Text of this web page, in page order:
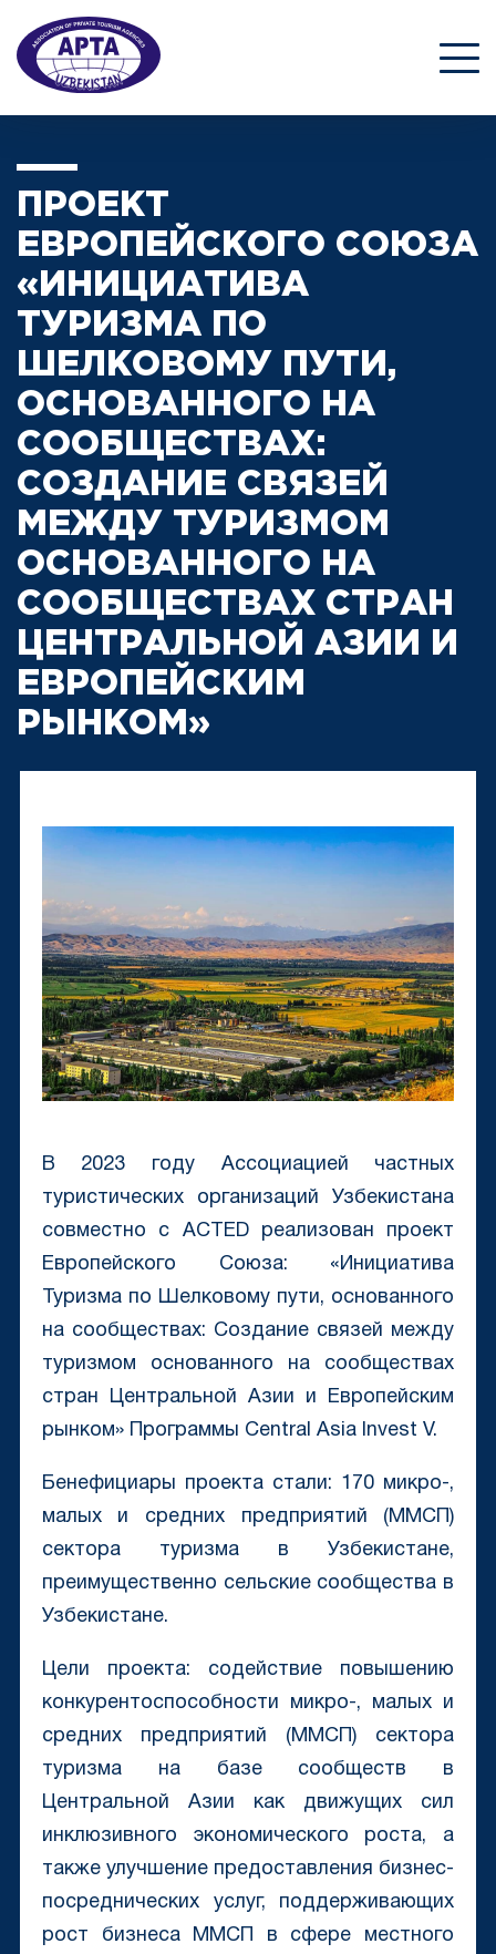
ПРОЕКТ
ЕВРОПЕЙСКОГО СОЮЗА
«ИНИЦИАТИВА
ТУРИЗМА ПО
ШЕЛКОВОМУ ПУТИ,
ОСНОВАННОГО НА
СООБЩЕСТВАХ:
СОЗДАНИЕ СВЯЗЕЙ
МЕЖДУ ТУРИЗМОМ
ОСНОВАННОГО НА
СООБЩЕСТВАХ СТРАН
ЦЕНТРАЛЬНОЙ АЗИИ И
ЕВРОПЕЙСКИМ
РЫНКОМ»
В 2023 году Ассоциацией частных
туристических организаций Узбекистана
совместно с ACTED реализован проект
Европейского Союза: «Инициатива
Туризма по Шелковому пути, основанного
на сообществах: Создание связей между
туризмом основанного на сообществах
стран Центральной Азии и Европейским
рынком» Программы Central Asia Invest V.
Бенефициары проекта стали: 170 микро-,
малых и средних предприятий (ММСП)
сектора туризма в Узбекистане,
преимущественно сельские сообщества в
Узбекистане.
Цели проекта: содействие повышению
конкурентоспособности микро-, малых и
средних предприятий (ММСП) сектора
туризма на базе сообществ в
Центральной Азии как движущих сил
инклюзивного экономического роста, а
также улучшение предоставления бизнес-
посреднических услуг, поддерживающих
рост бизнеса ММСП в сфере местного